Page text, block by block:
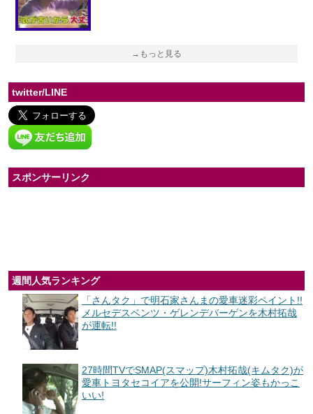
→もっと見る
twitter/LINE
スポンサーリンク
週間人気ランキング
「さんタク」で明石家さんまの愛車迷彩ペイント!!
メルセデスベンツ・ゲレンデバーゲンを木村拓哉
が運転!!
27時間TVでSMAP(スマップ)木村拓哉(キムタク)が
愛車トヨタセコイアを公開!サーフィン姿もかっこ
いい!